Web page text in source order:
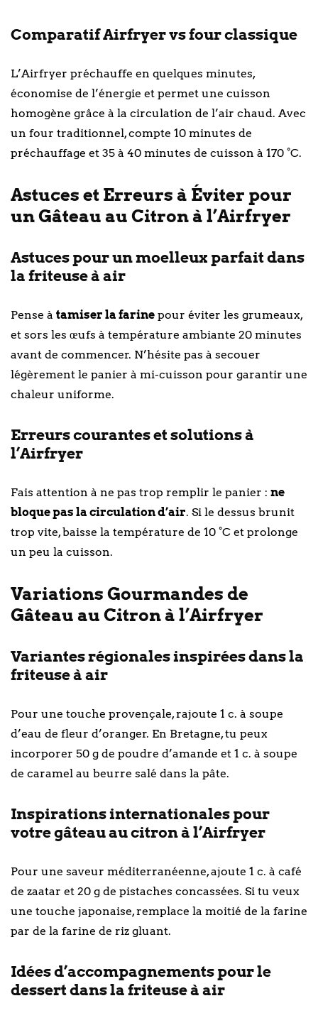
Comparatif Airfryer vs four classique
L’Airfryer préchauffe en quelques minutes,
économise de l’énergie et permet une cuisson
homogène grâce à la circulation de l’air chaud. Avec
un four traditionnel, compte 10 minutes de
préchauffage et 35 à 40 minutes de cuisson à 170 °C.
Astuces et Erreurs à Éviter pour
un Gâteau au Citron à l’Airfryer
Astuces pour un moelleux parfait dans
la friteuse à air
Pense à tamiser la farine pour éviter les grumeaux,
et sors les œufs à température ambiante 20 minutes
avant de commencer. N’hésite pas à secouer
légèrement le panier à mi-cuisson pour garantir une
chaleur uniforme.
Erreurs courantes et solutions à
l’Airfryer
Fais attention à ne pas trop remplir le panier : ne
bloque pas la circulation d’air. Si le dessus brunit
trop vite, baisse la température de 10 °C et prolonge
un peu la cuisson.
Variations Gourmandes de
Gâteau au Citron à l’Airfryer
Variantes régionales inspirées dans la
friteuse à air
Pour une touche provençale, rajoute 1 c. à soupe
d’eau de fleur d’oranger. En Bretagne, tu peux
incorporer 50 g de poudre d’amande et 1 c. à soupe
de caramel au beurre salé dans la pâte.
Inspirations internationales pour
votre gâteau au citron à l’Airfryer
Pour une saveur méditerranéenne, ajoute 1 c. à café
de zaatar et 20 g de pistaches concassées. Si tu veux
une touche japonaise, remplace la moitié de la farine
par de la farine de riz gluant.
Idées d’accompagnements pour le
dessert dans la friteuse à air